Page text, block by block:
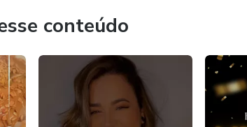
conteúdo